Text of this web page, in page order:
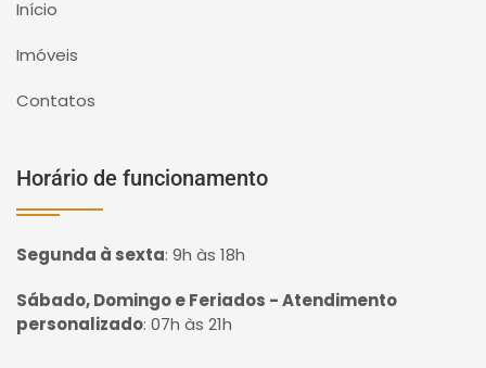
Início
Imóveis
Contatos
Horário de funcionamento
Segunda à sexta: 9h às 18h
Sábado, Domingo e Feriados - Atendimento
personalizado: 07h às 21h